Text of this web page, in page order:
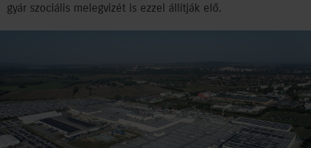
gyár szociális melegvizét is ezzel állítják elő.